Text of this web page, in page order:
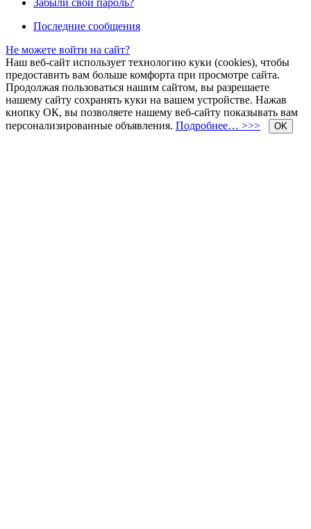
Последние сообщения
Не можете войти на сайт?
Наш веб-сайт использует технологию куки (cookies), чтобы
предоставить вам больше комфорта при просмотре сайта.
Продолжая пользоваться нашим сайтом, вы разрешаете
нашему сайту сохранять куки на вашем устройстве. Нажав
кнопку ОК, вы позволяете нашему веб-сайту показывать вам
персонализированные объявления. Подробнее… >>> OK